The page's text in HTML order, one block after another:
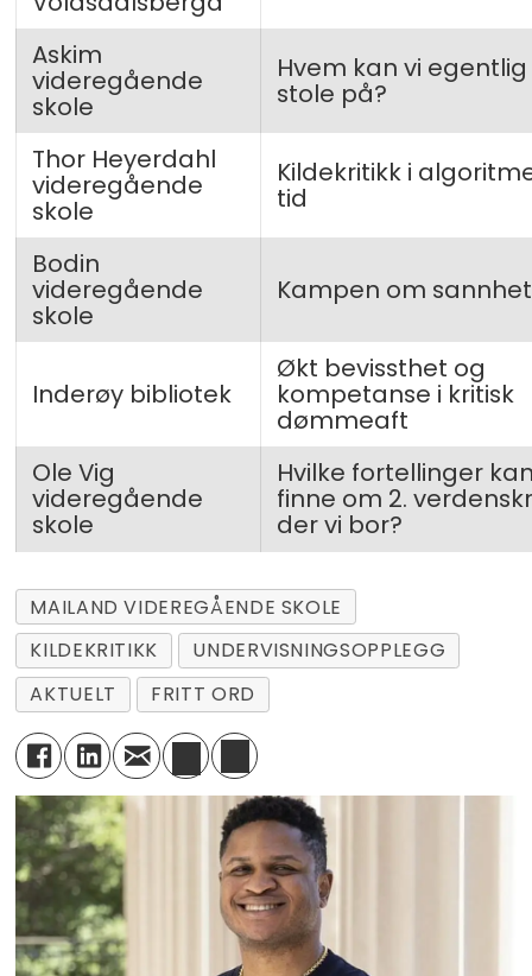
Askim
videregående
skole
Hvem kan vi egentlig
stole på?
Thor Heyerdahl
videregående
skole
Kildekritikk i
tid
Bodin
videregående
skole
Kampen om
Inderøy bibliotek
Økt bevissthet og
kompetanse i kritisk
dømmeaft
Ole Vig
videregående
skole
Hvilke fortellinger
finne om 2.
der vi bor?
MAILAND VIDEREGÅENDE SKOLE
KILDEKRITIKK
UNDERVISNINGSOPPLEGG
AKTUELT
FRITT ORD